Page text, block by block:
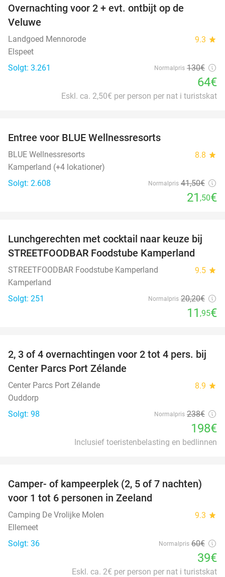
Overnachting voor 2 + evt. ontbijt op de
Veluwe
Landgoed Mennorode 9.3 star
Elspeet
Solgt: 3.261
Normalpris 130€
64€
Eskl. ca. 2,50€ per person per nat i turistskat
Entree voor BLUE Wellnessresorts
BLUE Wellnessresorts 8.8 star
Kamperland (+4 lokationer)
Solgt: 2.608
Normalpris 41,50€
21 ,50€
41%
Lunchgerechten met cocktail naar keuze bij
STREETFOODBAR Foodstube Kamperland
STREETFOODBAR Foodstube Kamperland 9.5 star
Kamperland
Solgt: 251
Normalpris 20,20€
11 ,95€
17%
2, 3 of 4 overnachtingen voor 2 tot 4 pers. bij
Center Parcs Port Zélande
Center Parcs Port Zélande 8.9 star
Ouddorp
Solgt: 98
Normalpris 238€
198€
Inclusief toeristenbelasting en bedlinnen
35%
Camper- of kampeerplek (2, 5 of 7 nachten)
voor 1 tot 6 personen in Zeeland
Camping De Vrolijke Molen 9.3 star
Ellemeet
Solgt: 36
Normalpris 60€
39€
Eskl. ca. 2€ per person per nat i turistskat